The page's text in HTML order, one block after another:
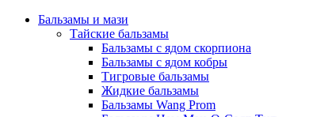
Бальзамы и мази
Тайские бальзамы
Бальзамы с ядом скорпиона
Бальзамы с ядом кобры
Тигровые бальзамы
Жидкие бальзамы
Бальзамы Wang Prom